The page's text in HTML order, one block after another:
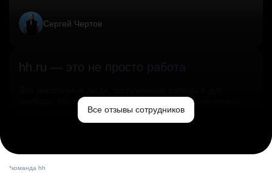
Сергей Чертов
hh.ru — это не просто работа
свободы. Мы помогаем миру и создаём лучший сервис
по поиску работы в стране.Все отзывы сотрудников
*команда hh